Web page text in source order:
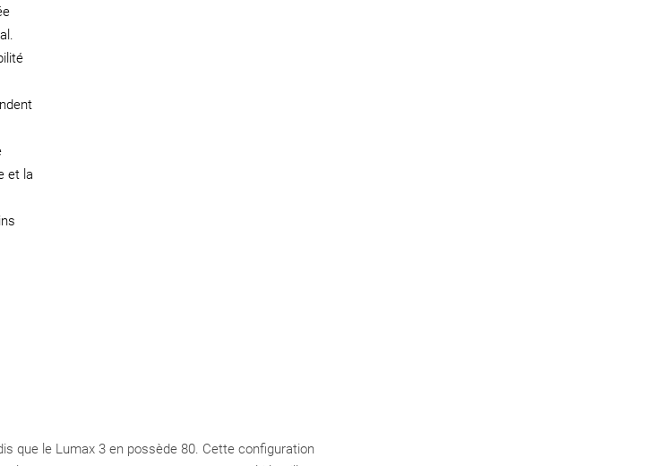
et la
que le Lumax 3 en possède 80. Cette configuration